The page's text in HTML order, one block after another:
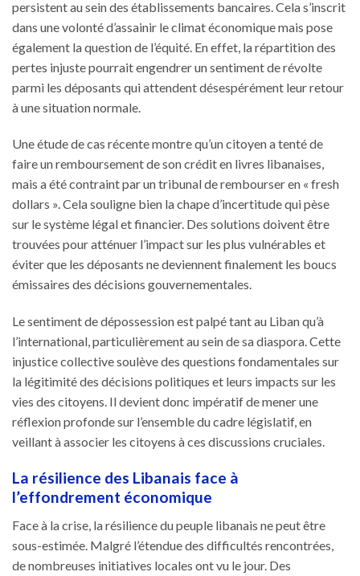
persistent au sein des établissements bancaires. Cela s’inscrit
dans une volonté d’assainir le climat économique mais pose
également la question de l’équité. En effet, la répartition des
pertes injuste pourrait engendrer un sentiment de révolte
parmi les déposants qui attendent désespérément leur retour
à une situation normale.
Une étude de cas récente montre qu’un citoyen a tenté de
faire un remboursement de son crédit en livres libanaises,
mais a été contraint par un tribunal de rembourser en « fresh
dollars ». Cela souligne bien la chape d’incertitude qui pèse
sur le système légal et financier. Des solutions doivent être
trouvées pour atténuer l’impact sur les plus vulnérables et
éviter que les déposants ne deviennent finalement les boucs
émissaires des décisions gouvernementales.
Le sentiment de dépossession est palpé tant au Liban qu’à
l’international, particulièrement au sein de sa diaspora. Cette
injustice collective soulève des questions fondamentales sur
la légitimité des décisions politiques et leurs impacts sur les
vies des citoyens. Il devient donc impératif de mener une
réflexion profonde sur l’ensemble du cadre législatif, en
veillant à associer les citoyens à ces discussions cruciales.
La résilience des Libanais face à
l’effondrement économique
Face à la crise, la résilience du peuple libanais ne peut être
sous-estimée. Malgré l’étendue des difficultés rencontrées,
de nombreuses initiatives locales ont vu le jour. Des